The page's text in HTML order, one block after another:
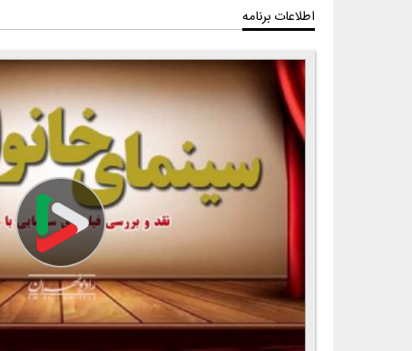
اطلاعات برنامه